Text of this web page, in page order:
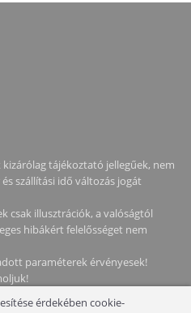
tájékoztató jellegűek, nem
szállítási idő változás jogát
csak illusztrációk, a valóságtól
hibákért felelősséget nem
paraméterek érvényesek!
érdekében cookie-